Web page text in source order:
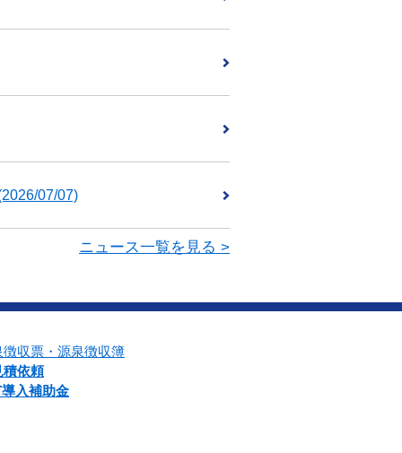
07/07)
ニュース一覧を見る >
徴収票・源泉徴収簿
積依頼
導入補助金